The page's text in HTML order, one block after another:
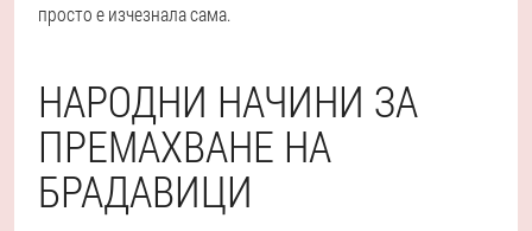
просто е изчезнала сама.
НАРОДНИ НАЧИНИ ЗА
ПРЕМАХВАНЕ НА
БРАДАВИЦИ